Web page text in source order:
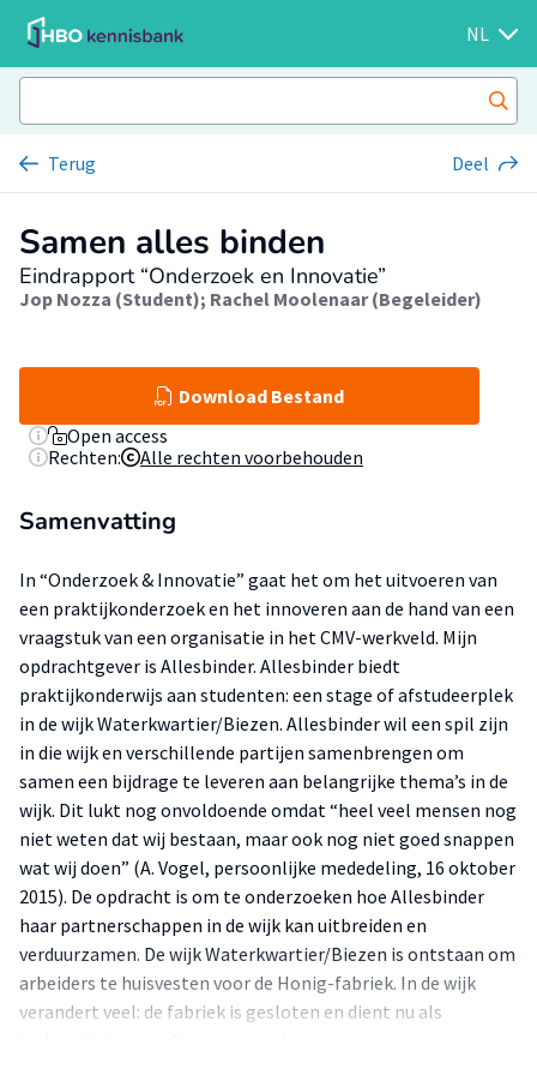
NL
Terug Deel
Samen alles binden
Eindrapport “Onderzoek en Innovatie”
Jop Nozza (Student); Rachel Moolenaar (Begeleider)
Download Bestand
Open access
Rechten:
Alle rechten voorbehouden
Samenvatting
In “Onderzoek & Innovatie” gaat het om het uitvoeren van
een praktijkonderzoek en het innoveren aan de hand van een
vraagstuk van een organisatie in het CMV-werkveld. Mijn
opdrachtgever is Allesbinder. Allesbinder biedt
praktijkonderwijs aan studenten: een stage of afstudeerplek
in de wijk Waterkwartier/Biezen. Allesbinder wil een spil zijn
in die wijk en verschillende partijen samenbrengen om
samen een bijdrage te leveren aan belangrijke thema’s in de
wijk. Dit lukt nog onvoldoende omdat “heel veel mensen nog
niet weten dat wij bestaan, maar ook nog niet goed snappen
wat wij doen” (A. Vogel, persoonlijke mededeling, 16 oktober
2015). De opdracht is om te onderzoeken hoe Allesbinder
haar partnerschappen in de wijk kan uitbreiden en
verduurzamen. De wijk Waterkwartier/Biezen is ontstaan om
arbeiders te huisvesten voor de Honig-fabriek. In de wijk
verandert veel: de fabriek is gesloten en dient nu als